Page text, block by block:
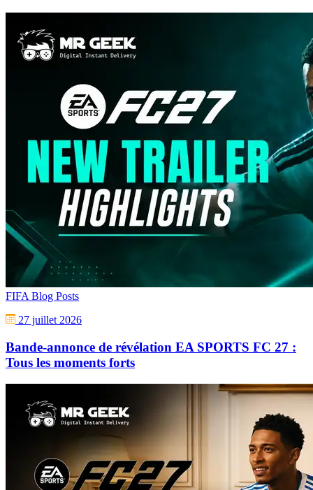
FIFA Blog Posts
27 juillet 2026
Bande-annonce de révélation EA SPORTS FC 27 :
Tous les moments forts